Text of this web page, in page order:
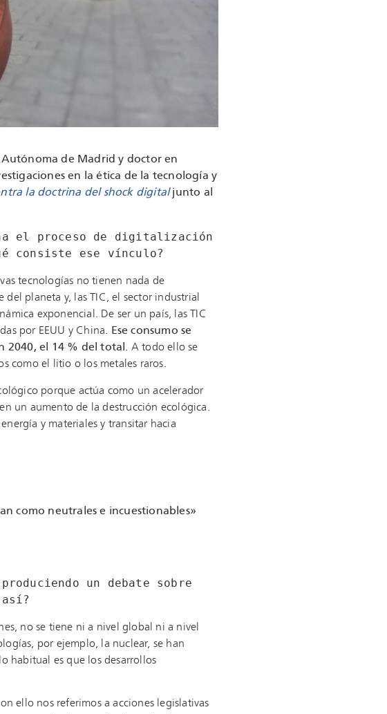
Autónoma de Madrid y doctor en
en la ética de la tecnología y
la doctrina del shock digital junto al
el proceso de digitalización
consiste ese vínculo?
tecnologías no tienen nada de
planeta y, las TIC, el sector industrial
exponencial. De ser un país, las TIC
por EEUU y China. Ese consumo se
2040, el 14 % del total. A todo ello se
como el litio o los metales raros.
porque actúa como un acelerador
un aumento de la destrucción ecológica.
y materiales y transitar hacia
como neutrales e incuestionables»
un debate sobre
no se tiene ni a nivel global ni a nivel
por ejemplo, la nuclear, se han
habitual es que los desarrollos
ello nos referimos a acciones legislativas